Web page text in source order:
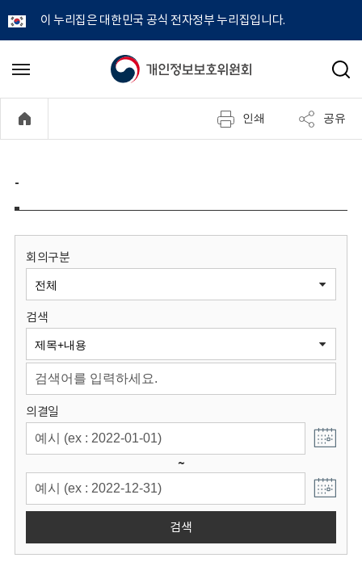
이 누리집은 대한민국 공식 전자정부 누리집입니다.
개
정
보
원
회
메
기
검
인쇄 공유
-
회의구분
검색
의결일
~
검색